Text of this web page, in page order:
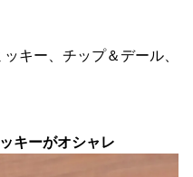
キー、チップ＆デール、
キーがオシャレ